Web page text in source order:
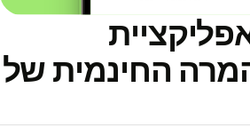
החינמית של